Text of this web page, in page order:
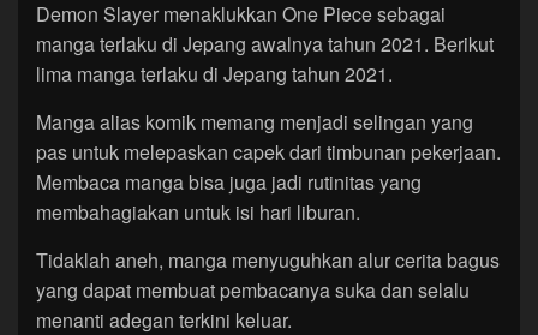
Demon Slayer menaklukkan One Piece sebagai
manga terlaku di Jepang awalnya tahun 2021. Berikut
lima manga terlaku di Jepang tahun 2021.
Manga alias komik memang menjadi selingan yang
pas untuk melepaskan capek dari timbunan pekerjaan.
Membaca manga bisa juga jadi rutinitas yang
membahagiakan untuk isi hari liburan.
Tidaklah aneh, manga menyuguhkan alur cerita bagus
yang dapat membuat pembacanya suka dan selalu
menanti adegan terkini keluar.